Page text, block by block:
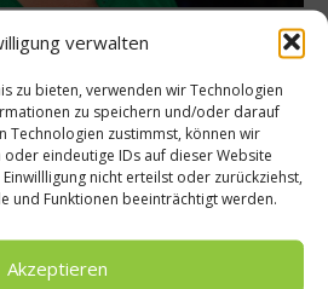
verwalten
zu bieten, verwenden wir Technologien
zu speichern und/oder darauf
Technologien zustimmst, können wir
eindeutige IDs auf dieser Website
nicht erteilst oder zurückziehst,
und Funktionen beeinträchtigt werden.
Akzeptieren
Sterneköchin Léa Linster
die heute ihre Tore in
noch bis Sonntag, den 13.
und bei Kochshows von
eine Menge dazulernen – all das